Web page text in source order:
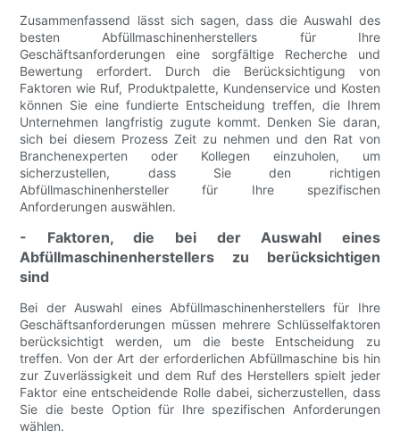
Zusammenfassend lässt sich sagen, dass die Auswahl des
besten Abfüllmaschinenherstellers für Ihre
Geschäftsanforderungen eine sorgfältige Recherche und
Bewertung erfordert. Durch die Berücksichtigung von
Faktoren wie Ruf, Produktpalette, Kundenservice und Kosten
können Sie eine fundierte Entscheidung treffen, die Ihrem
Unternehmen langfristig zugute kommt. Denken Sie daran,
sich bei diesem Prozess Zeit zu nehmen und den Rat von
Branchenexperten oder Kollegen einzuholen, um
sicherzustellen, dass Sie den richtigen
Abfüllmaschinenhersteller für Ihre spezifischen
Anforderungen auswählen.
- Faktoren, die bei der Auswahl eines
Abfüllmaschinenherstellers zu berücksichtigen
sind
Bei der Auswahl eines Abfüllmaschinenherstellers für Ihre
Geschäftsanforderungen müssen mehrere Schlüsselfaktoren
berücksichtigt werden, um die beste Entscheidung zu
treffen. Von der Art der erforderlichen Abfüllmaschine bis hin
zur Zuverlässigkeit und dem Ruf des Herstellers spielt jeder
Faktor eine entscheidende Rolle dabei, sicherzustellen, dass
Sie die beste Option für Ihre spezifischen Anforderungen
wählen.